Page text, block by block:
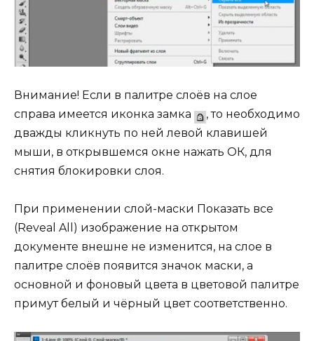
Внимание! Если в палитре слоёв на слое
справа имеется иконка замка
, то необходимо
дважды кликнуть по ней левой клавишей
мыши, в открывшемся окне нажать ОК, для
снятия блокировки слоя.
При применении слой-маски Показать все
(Reveal All) изображение на открытом
документе внешне не изменится, на слое в
палитре слоёв появится значок маски, а
основной и фоновый цвета в цветовой палитре
примут белый и чёрный цвет соответственно.